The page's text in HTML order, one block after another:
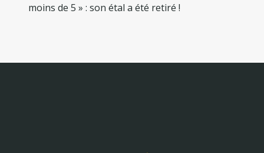
moins de 5 » : son étal a été retiré !